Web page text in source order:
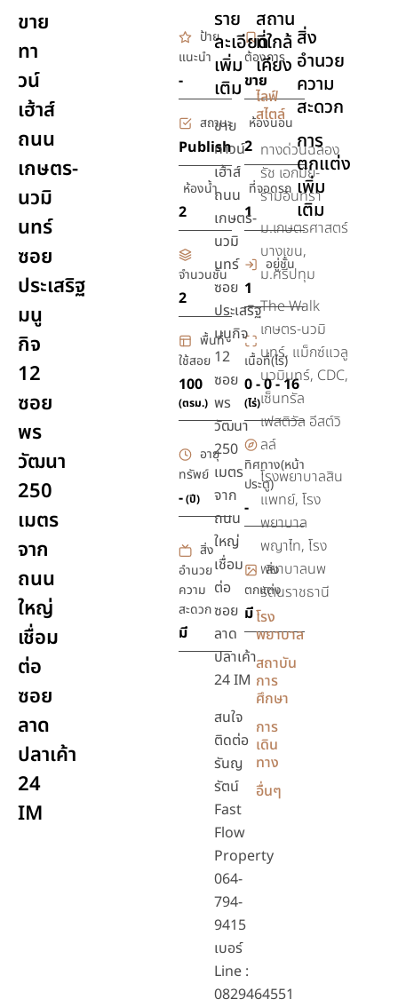
ขาย
ทา
วน์
เฮ้าส์
ถนน
เกษตร-
นวมิ
นทร์
ซอย
ประเสริฐ
มนู
กิจ
12
ซอย
พร
วัฒนา
250
เมตร
จาก
ถนน
ใหญ่
เชื่อม
ต่อ
ซอย
ลาด
ปลาเค้า
24
IM
ป้าย
แนะนำ
-
ต้องการ
ขาย
สถานะ
Publish
ห้องนอน
2
ห้องน้ำ
2
ที่จอดรถ
1
จำนวนชั้น
2
อยู่ชั้น
1
พื้นที่
ใช้สอย
100
(ตรม.)
เนื้อที่(ไร่)
0 - 0 - 16
(ไร่)
อายุ
ทรัพย์
-(ปี)
ทิศทาง(หน้า
ประตู)
-
สิ่ง
อำนวย
ความ
สะดวก
มี
สิ่ง
ตกแต่ง
มี
ราย
ละเอียด
เพิ่ม
เติม
ขาย
ทาวน์
เฮ้าส์
ถนน
เกษตร-
นวมิ
นทร์
ซอย
ประเสริฐ
มนูกิจ
12
ซอย
พร
วัฒนา
250
เมตร
จาก
ถนน
ใหญ่
เชื่อม
ต่อ
ซอย
ลาด
ปลาเค้า
24 IM
สนใจ
ติดต่อ
รันญ
รัตน์
Fast
Flow
Property
064-
794-
9415
เบอร์
Line :
0829464551
สถาน
ที่ใกล้
เคียง
ไลฟ์
สไตล์
ทางด่วนฉลอง
รัช เอกมัย-
รามอินทรา
ม.เกษตรศาสตร์
บางเขน,
ม.ศรีปทุม
The Walk
เกษตร-นวมิ
นทร์, แม็กซ์แวลู
นวมินทร์, CDC,
เซ็นทรัล
เฟสติวัล อีสต์วิ
ลล์
โรงพยาบาลสิน
แพทย์, โรง
พยาบาล
พญาไท, โรง
พยาบาลนพ
รัตนราชธานี
โรง
พยาบาล
สถาบัน
การ
ศึกษา
การ
เดิน
ทาง
อื่นๆ
สิ่ง
อำนวย
ความ
สะดวก
การ
ตกแต่ง
เพิ่ม
เติม